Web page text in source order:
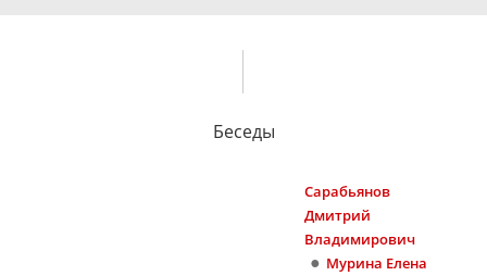
Беседы
Сарабьянов
Дмитрий
Владимирович
Мурина Елена